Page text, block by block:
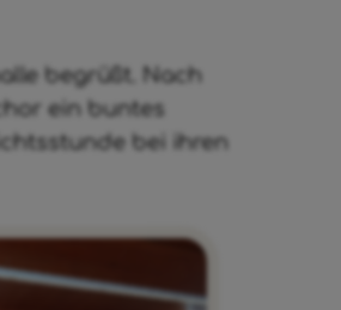
begrüßt. Nach
ein buntes
bei ihren